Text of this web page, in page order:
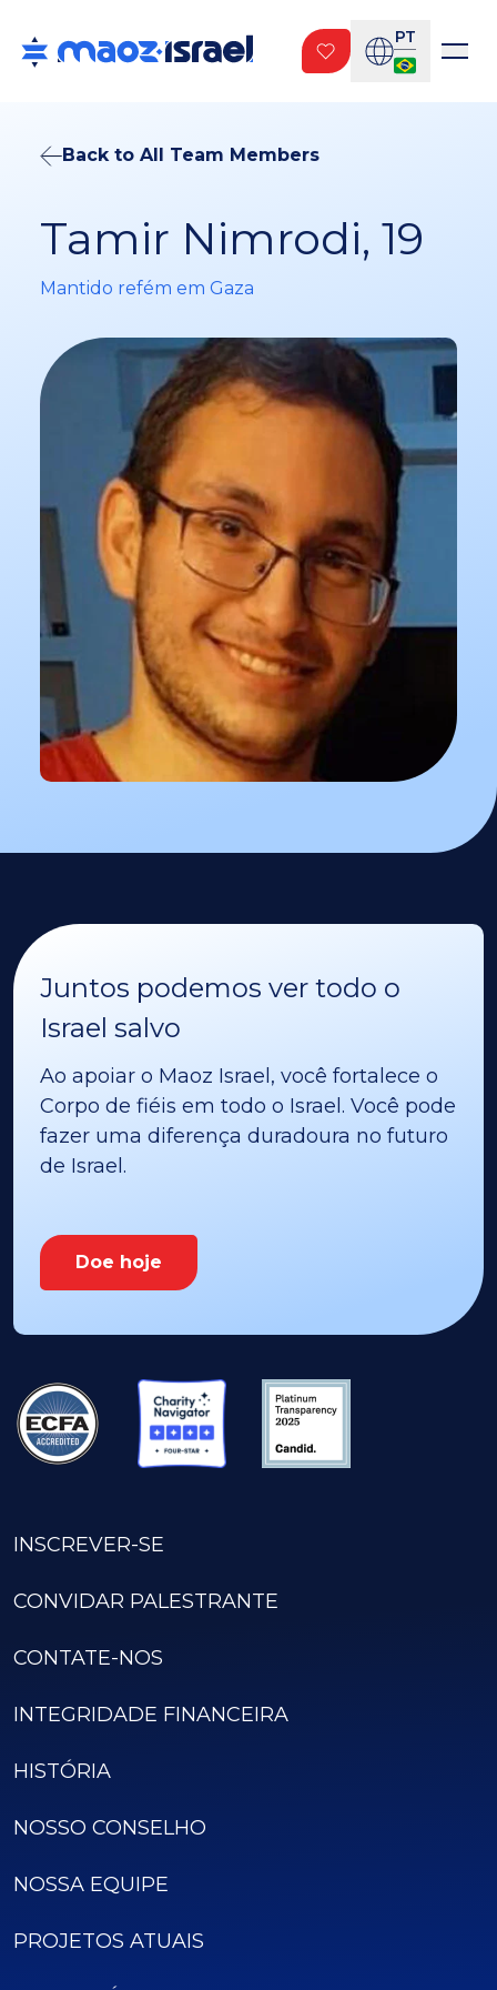
PT
Back to All Team Members
Tamir Nimrodi, 19
Mantido refém em Gaza
Juntos podemos ver todo o
Israel salvo
Ao apoiar o Maoz Israel, você fortalece o
Corpo de fiéis em todo o Israel. Você pode
fazer uma diferença duradoura no futuro
de Israel.
Doe hoje
INSCREVER-SE
CONVIDAR PALESTRANTE
CONTATE-NOS
INTEGRIDADE FINANCEIRA
HISTÓRIA
NOSSO CONSELHO
NOSSA EQUIPE
PROJETOS ATUAIS